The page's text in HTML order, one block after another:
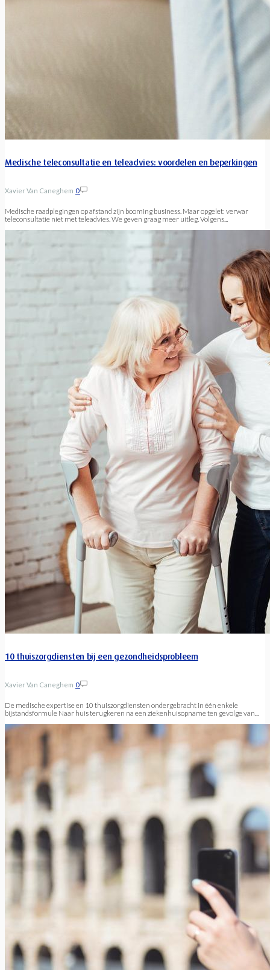
Medische teleconsultatie en teleadvies: voordelen en beperkingen
Xavier Van Caneghem 0
Medische raadplegingen op afstand zijn booming business. Maar opgelet: verwar
teleconsultatie niet met teleadvies. We geven graag meer uitleg. Volgens...
10 thuiszorgdiensten bij een gezondheidsprobleem
Xavier Van Caneghem 0
De medische expertise en 10 thuiszorgdiensten ondergebracht in één enkele
bijstandsformule Naar huis terugkeren na een ziekenhuisopname ten gevolge van...